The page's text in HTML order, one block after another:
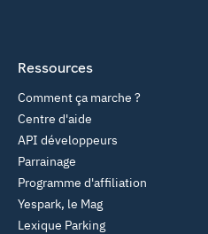
Ressources
Comment ça marche ?
Centre d'aide
API développeurs
Parrainage
Programme d'affiliation
Yespark, le Mag
Lexique Parking